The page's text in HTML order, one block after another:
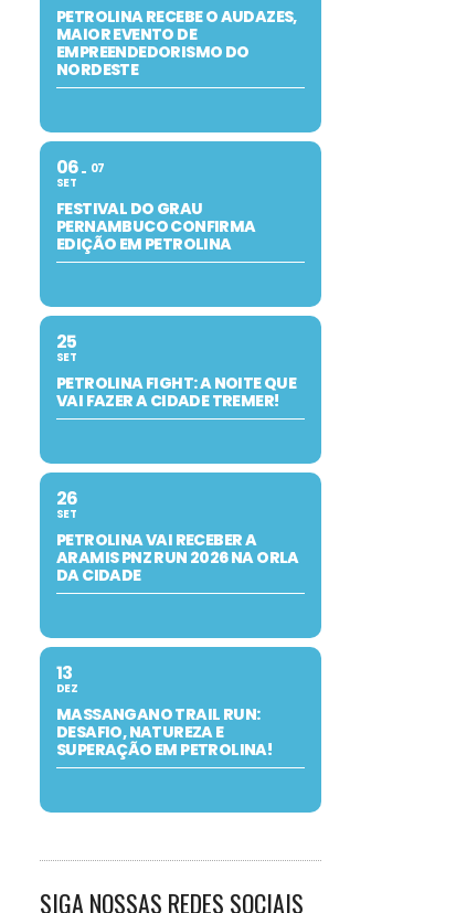
PETROLINA RECEBE O AUDAZES,
MAIOR EVENTO DE
EMPREENDEDORISMO DO
NORDESTE
06
SET
07
FESTIVAL DO GRAU
PERNAMBUCO CONFIRMA
EDIÇÃO EM PETROLINA
25
SET
PETROLINA FIGHT: A NOITE QUE
VAI FAZER A CIDADE TREMER!
26
SET
PETROLINA VAI RECEBER A
ARAMIS PNZ RUN 2026 NA ORLA
DA CIDADE
13
DEZ
MASSANGANO TRAIL RUN:
DESAFIO, NATUREZA E
SUPERAÇÃO EM PETROLINA!
SIGA NOSSAS REDES SOCIAIS